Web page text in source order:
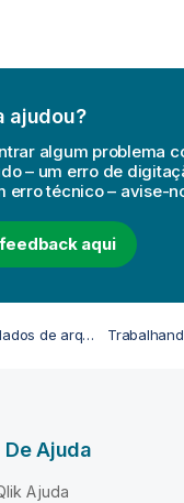
ajudou?
algum problema
– um erro de
erro técnico – avise-
aqui
Carregando dados de arquivos
De Ajuda
Ajuda